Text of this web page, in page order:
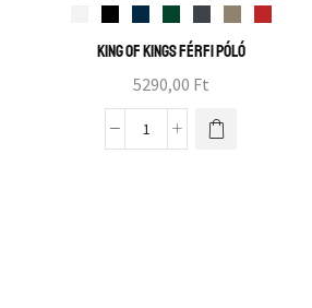
King of Kings férfi póló
5290,00 Ft